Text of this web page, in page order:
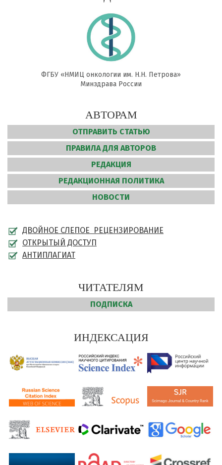
ФГБУ «НМИЦ онкологии им. Н.Н. Петрова»
Минздрава России
АВТОРАМ
ОТПРАВИТЬ СТАТЬЮ
ПРАВИЛА ДЛЯ АВТОРОВ
РЕДАКЦИЯ
РЕДАКЦИОННАЯ ПОЛИТИКА
НОВОСТИ
ДВОЙНОЕ СЛЕПОЕ РЕЦЕНЗИРОВАНИЕ
ОТКРЫТЫЙ ДОСТУП
АНТИПЛАГИАТ
ЧИТАТЕЛЯМ
ПОДПИСКА
ИНДЕКСАЦИЯ